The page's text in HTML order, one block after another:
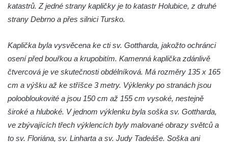
brána
Křížová cesta Římov – XI. kaple – Ježíš
Křížová cesta Římov – X. kaple – U
Cedronu
Křížová cesta Římov – IX. kaple – U
Křížová cesta Římov – VIII. kaple – Kristus
svázán a ze zahrady vyhnán
Křížová cesta Římov – VII. kaple – Políbení
katastrů. Z jedné strany kapličky je to katastr Holubice, z druhé
strany Debrno a přes silnici Tursko.
Kaplička byla vysvěcena ke cti sv. Gottharda, jakožto ochránci
osení před bouřkou a krupobitím. Kamenná kaplička zdánlivě
čtvercová je ve skutečnosti obdélníková. Má rozměry 135 x 165
cm a výšku až ke stříšce 3 metry. Výklenky po stranách jsou
poloobloukovité a jsou 150 cm až 155 cm vysoké, nestejně
široké a hluboké. V jednom výklenku byla soška sv. Gottharda,
ve zbývajících třech výklencích byly malované obrazy světců a
to sv. Floriána, sv. Linharta a sv. Judy Tadeáše. Soška ani